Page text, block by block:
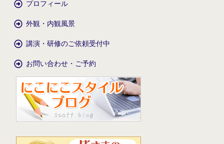
プロフィール
外観・内観風景
講演・研修のご依頼受付中
お問い合わせ・ご予約